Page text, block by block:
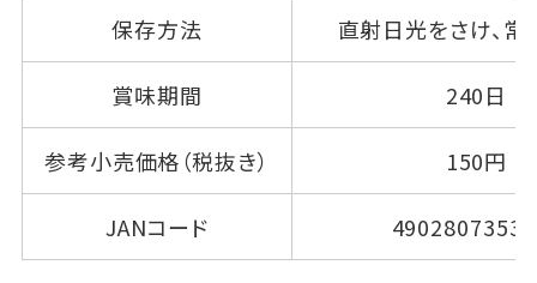
保存方法 直射日光をさけ、
賞味期間 240日
参考小売価格（税抜き） 150円
JANコード